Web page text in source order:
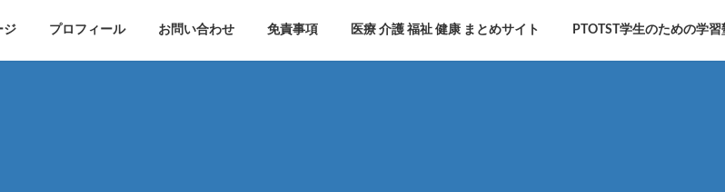
ジ プロフィール お問い合わせ 免責事項 医療 介護 福祉 健康 まとめサイト PTOTST学生のための学習